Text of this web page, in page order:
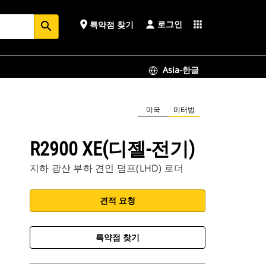
search place 특약점 찾기 로그인 apps
Asia-한글
미국 미터법
R2900 XE(디젤-전기)
지하 광산 부하 견인 덤프(LHD) 로더
견적 요청
특약점 찾기